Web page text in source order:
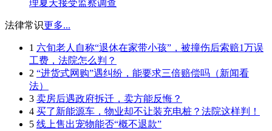
理夏天接受监察调查
法律常识更多...
1 六旬老人自称“退休在家带小孩”，被撞伤后索赔1万误
工费，法院怎么判？
2 “进货式网购”遇纠纷，能要求三倍赔偿吗（新闻看
法）
3 卖房后遇政府拆迁，卖方能反悔？
4 买了新能源车，物业却不让装充电桩？法院这样判！
5 线上售出宠物能否“概不退款”